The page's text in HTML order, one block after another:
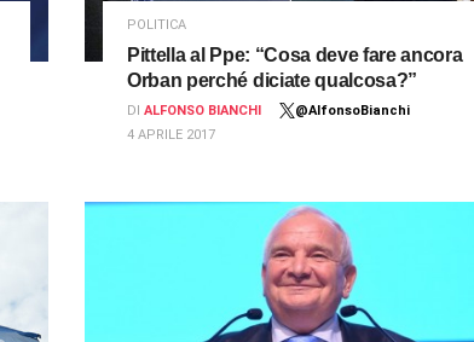
POLITICA
Pittella al Ppe: “Cosa deve fare ancora
Orban perché diciate qualcosa?”
DI ALFONSO BIANCHI
@AlfonsoBianchi
4 APRILE 2017